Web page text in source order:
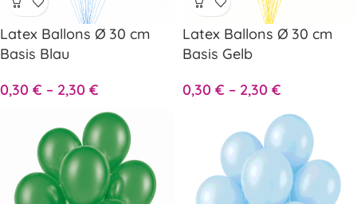
Latex Ballons Ø 30 cm
Basis Blau
0,30 € – 2,30 €
Latex Ballons Ø 30 cm
Basis Gelb
0,30 € – 2,30 €